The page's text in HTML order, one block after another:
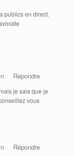
publics en direct.
Répondre
je sais que je
vous
Répondre